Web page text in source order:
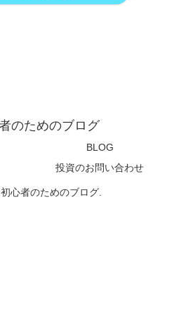
のためのブログ
BLOG
投資のお問い合わせ
心者のためのブログ.